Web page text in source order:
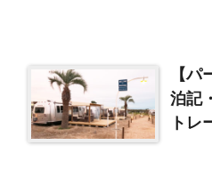
【
泊記
トレ
ム